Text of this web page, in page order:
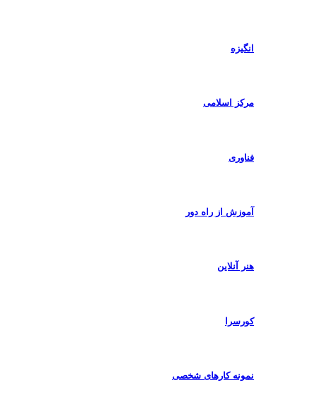
مرکز اسلامی
فناوری
آموزش از راه دور
هنر آنلاین
کورسرا
نمونه کارهای شخصی